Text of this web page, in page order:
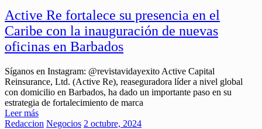
Active Re fortalece su presencia en el
Caribe con la inauguración de nuevas
oficinas en Barbados
Síganos en Instagram: @revistavidayexito Active Capital
Reinsurance, Ltd. (Active Re), reaseguradora líder a nivel global
con domicilio en Barbados, ha dado un importante paso en su
estrategia de fortalecimiento de marca
Leer más
Redaccion Negocios 2 octubre, 2024